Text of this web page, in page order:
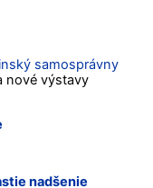
samosprávny
nové výstavy
nadšenie